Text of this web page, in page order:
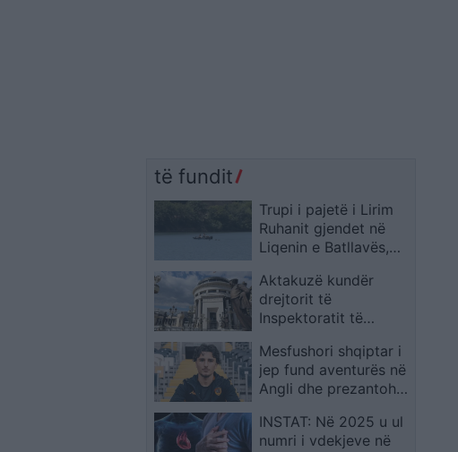
të fundit
Trupi i pajetë i Lirim
Ruhanit gjendet në
Liqenin e Batllavës,
vijojnë procedurat e
nevojshme
Aktakuzë kundër
drejtorit të
Inspektoratit të
për kërkesë ryshfeti
prej 100 mijë eurosh
Mesfushori shqiptar i
jep fund aventurës në
Angli dhe prezantohet
Panathinaikos
INSTAT: Në 2025 u ul
numri i vdekjeve në